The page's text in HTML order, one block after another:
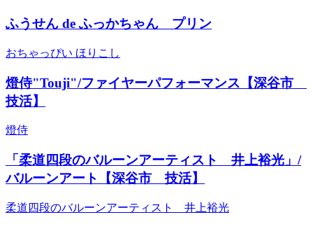
ふうせん de ふっかちゃん プリン
おちゃっぴい ほりこし
燈侍"Touji"/ファイヤーパフォーマンス【深谷市
技活】
燈侍
「柔道四段のバルーンアーティスト 井上裕光」/
バルーンアート【深谷市 技活】
柔道四段のバルーンアーティスト 井上裕光